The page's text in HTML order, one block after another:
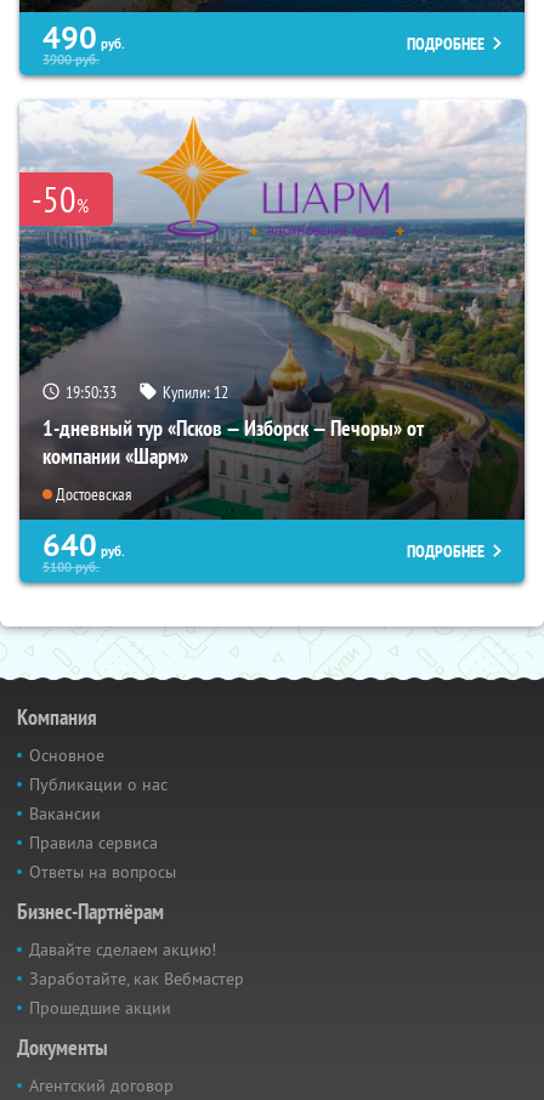
490 руб.
3900руб.
ПОДРОБНЕЕ
-50%
19:50:32 Купили:12
1-дневный тур «Псков — Изборск — Печоры» от
компании «Шарм»
Достоевская
640 руб.
5100руб.
ПОДРОБНЕЕ
Компания
Основное
Публикации о нас
Вакансии
Правила сервиса
Ответы на вопросы
Бизнес-Партнёрам
Давайте сделаем акцию!
Заработайте, как Вебмастер
Прошедшие акции
Документы
Агентский договор